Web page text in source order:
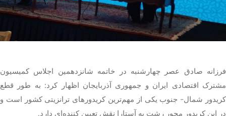
فرزانه صادق عصر چهارشنبه در خاتمه شانزدهمین اجلاس کمیسیون
مشترک اقتصادی ایران و جمهوری آذربایجان اظهار کرد: به طور قطع
کریدور شمال- جنوب یکی از مهم‌ترین کریدورهای ترانزیتی کشور است و
در این کریدور محور رشت به آستارا نقش تعیین کننده‌ای دارد.